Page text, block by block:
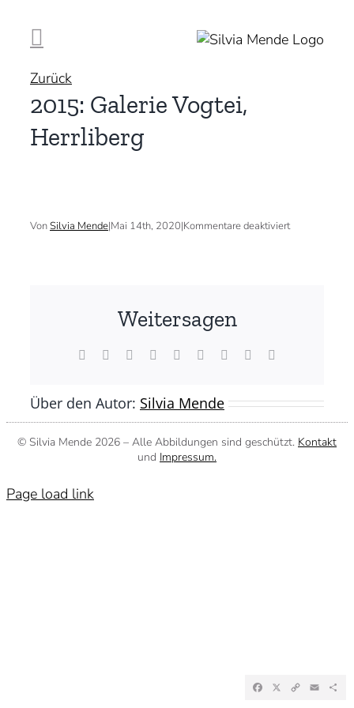
Inhalt
springen
Zurück
2015: Galerie Vogtei,
Herrliberg
VonSilvia Mende|Mai 14th, 2020|Kommentare deaktiviertfür
Weitersagen
Facebook Reddit LinkedInWhatsApp
TumblrPinterest
Über den Autor: Silvia Mende
© Silvia Mende 2026 – Alle Abbildungen sind geschützt. Kontakt
und Impressum.
Page load link
Facebook
X CopyEmail